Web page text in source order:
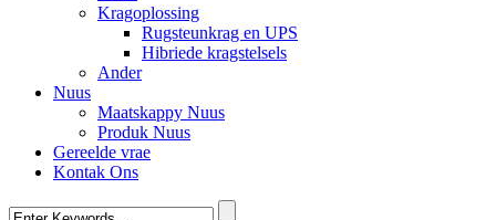
Kragoplossing
Rugsteunkrag en UPS
Hibriede kragstelsels
Ander
Nuus
Maatskappy Nuus
Produk Nuus
Gereelde vrae
Kontak Ons